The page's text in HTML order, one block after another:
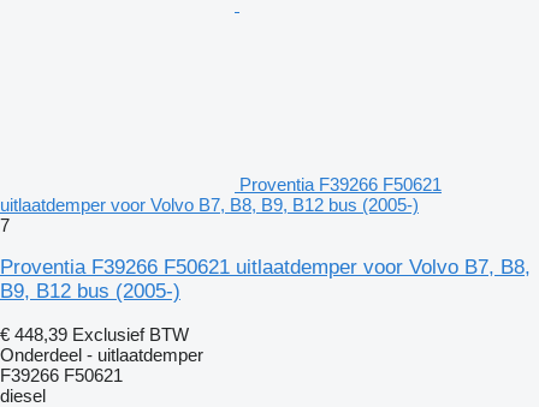
Proventia F39266 F50621
uitlaatdemper voor Volvo B7, B8, B9, B12 bus (2005-)
7
Proventia F39266 F50621 uitlaatdemper voor Volvo B7, B8,
B9, B12 bus (2005-)
€ 448,39 Exclusief BTW
Onderdeel - uitlaatdemper
F39266 F50621
diesel